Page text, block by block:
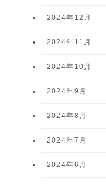
2024年12月
2024年11月
2024年10月
2024年9月
2024年8月
2024年7月
2024年6月